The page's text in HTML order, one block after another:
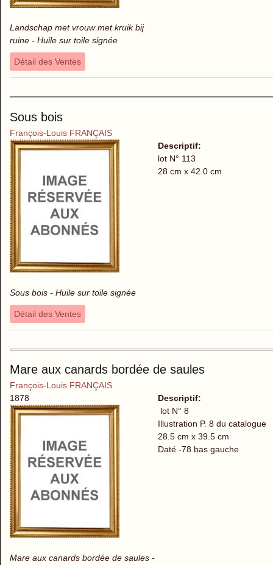
Landschap met vrouw met kruik bij
ruine - Huile sur toile signée
Détail des Ventes
Sous bois
François-Louis FRANÇAIS
Sous bois - Huile sur toile signée
Descriptif:
lot N° 113
28 cm x 42.0 cm
Détail des Ventes
Mare aux canards bordée de saules
François-Louis FRANÇAIS
1878
Mare aux canards bordée de saules -
Descriptif:
lot N° 8
Illustration P. 8 du catalogue
28.5 cm x 39.5 cm
Daté -78 bas gauche